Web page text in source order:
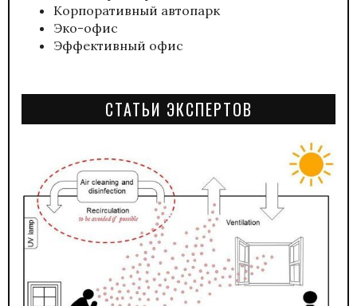
Корпоративный автопарк
Эко-офис
Эффективный офис
СТАТЬИ ЭКСПЕРТОВ